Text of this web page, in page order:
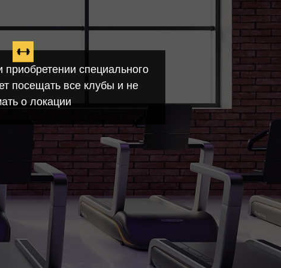
специального
посещать все клубы и не
о локации